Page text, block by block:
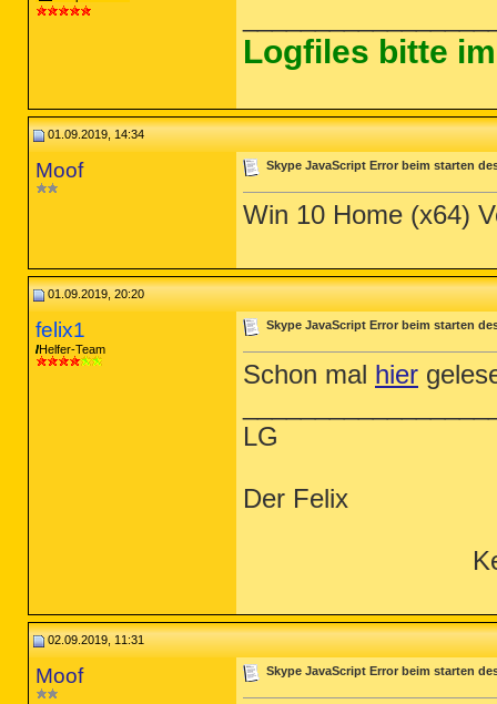
Logfiles bitte
01.09.2019, 14:34
Moof Skype JavaScript Error beim starten
Win 10 Home (x64)
01.09.2019, 20:20
felix1
Helfer-Team
Skype JavaScript Error beim starten
Schon mal hier
LG
Der Felix
02.09.2019, 11:31
Moof Skype JavaScript Error beim starten